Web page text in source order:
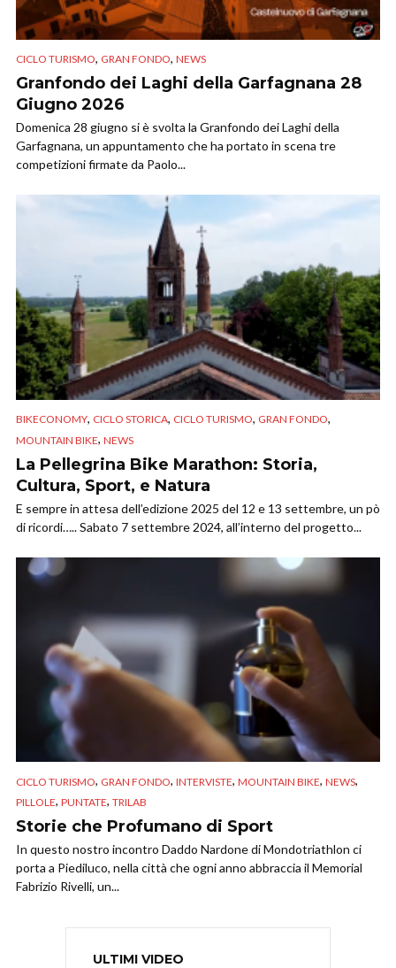
CICLO TURISMO, GRAN FONDO, NEWS
Granfondo dei Laghi della Garfagnana 28
Giugno 2026
Domenica 28 giugno si è svolta la Granfondo dei Laghi della
Garfagnana, un appuntamento che ha portato in scena tre
competizioni firmate da Paolo...
BIKECONOMY, CICLO STORICA, CICLO TURISMO, GRAN FONDO,
MOUNTAIN BIKE, NEWS
La Pellegrina Bike Marathon: Storia,
Cultura, Sport, e Natura
E sempre in attesa dell’edizione 2025 del 12 e 13 settembre, un pò
di ricordi….. Sabato 7 settembre 2024, all’interno del progetto...
CICLO TURISMO, GRAN FONDO, INTERVISTE, MOUNTAIN BIKE, NEWS,
PILLOLE, PUNTATE, TRILAB
Storie che Profumano di Sport
In questo nostro incontro Daddo Nardone di Mondotriathlon ci
porta a Piediluco, nella città che ogni anno abbraccia il Memorial
Fabrizio Rivelli, un...
ULTIMI VIDEO